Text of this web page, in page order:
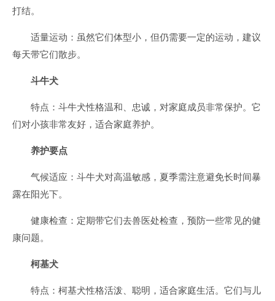
打结。
适量运动：虽然它们体型小，但仍需要一定的运动，建议
每天带它们散步。
斗牛犬
特点：斗牛犬性格温和、忠诚，对家庭成员非常保护。它
们对小孩非常友好，适合家庭养护。
养护要点
气候适应：斗牛犬对高温敏感，夏季需注意避免长时间暴
露在阳光下。
健康检查：定期带它们去兽医处检查，预防一些常见的健
康问题。
柯基犬
特点：柯基犬性格活泼、聪明，适合家庭生活。它们与儿